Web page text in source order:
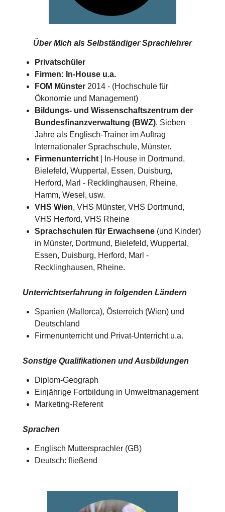
Über Mich als Selbständiger Sprachlehrer
Privatschüler
Firmen: In-House u.a.
FOM Münster2014 - (Hochschule für
Ökonomie und Management)
Bildungs- und Wissenschaftszentrum der
Bundesfinanzverwaltung (BWZ). Sieben
Jahre als Englisch-Trainer im Auftrag
Internationaler Sprachschule, Münster.
Firmenunterricht| In-House in Dortmund,
Bielefeld, Wuppertal, Essen, Duisburg,
Herford, Marl - Recklinghausen, Rheine,
Hamm, Wesel, usw.
VHS Wien, VHS Münster, VHS Dortmund,
VHS Herford, VHS Rheine
Sprachschulen für Erwachsene(und Kinder)
in Münster, Dortmund, Bielefeld, Wuppertal,
Essen, Duisburg, Herford, Marl -
Recklinghausen, Rheine.
Unterrichtserfahrung in folgenden Ländern
Spanien (Mallorca), Österreich (Wien) und
Deutschland​​
Firmenunterricht und Privat-Unterricht u.a.
Sonstige Qualifikationen und Ausbildungen
Diplom-Geograph
Einjährige Fortbildung in Umweltmanagement
Marketing-Referent
Sprachen
Englisch Muttersprachler (GB)
Deutsch: fließend